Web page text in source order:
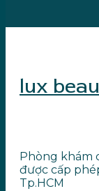
lux
Phòng khám
được cấp
Tp.HCM